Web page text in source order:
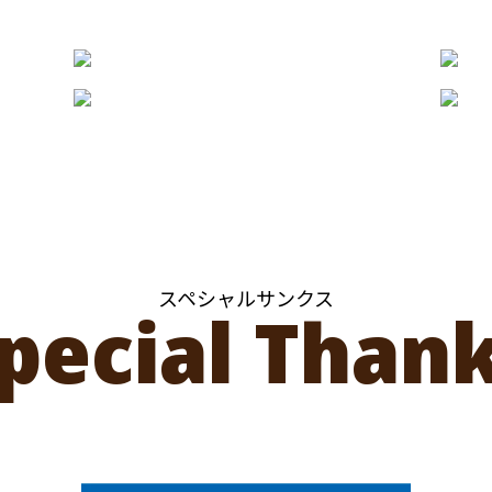
スペシャルサンクス